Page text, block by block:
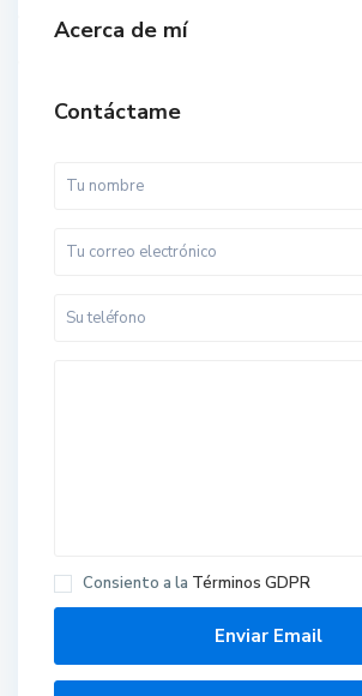
Acerca de mí
Contáctame
Consiento a la Términos GDPR